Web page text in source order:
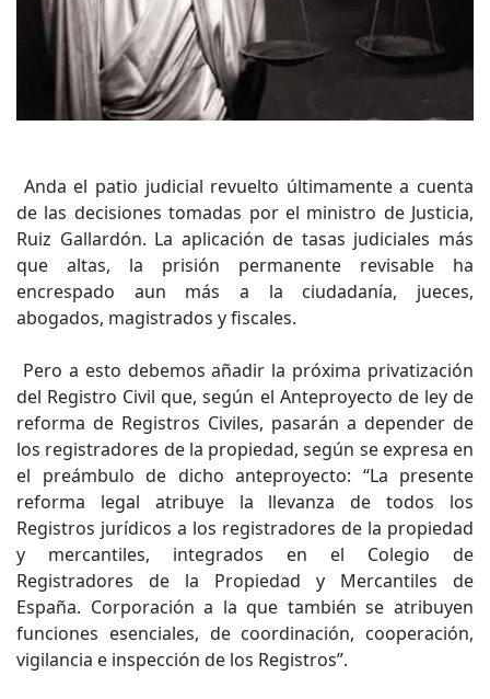
Anda el patio judicial revuelto últimamente a cuenta
de las decisiones tomadas por el ministro de Justicia,
Ruiz Gallardón. La aplicación de tasas judiciales más
que altas, la prisión permanente revisable ha
encrespado aun más a la ciudadanía, jueces,
abogados, magistrados y fiscales.
Pero a esto debemos añadir la próxima privatización
del Registro Civil que, según el Anteproyecto de ley de
reforma de Registros Civiles, pasarán a depender de
los registradores de la propiedad, según se expresa en
el preámbulo de dicho anteproyecto: “La presente
reforma legal atribuye la llevanza de todos los
Registros jurídicos a los registradores de la propiedad
y mercantiles, integrados en el Colegio de
Registradores de la Propiedad y Mercantiles de
España. Corporación a la que también se atribuyen
funciones esenciales, de coordinación, cooperación,
vigilancia e inspección de los Registros”.